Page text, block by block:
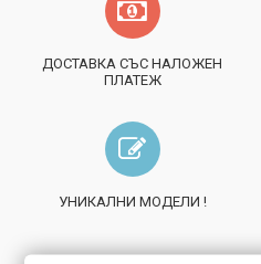
ДОСТАВКА СЪС НАЛОЖЕН
ПЛАТЕЖ
УНИКАЛНИ МОДЕЛИ !